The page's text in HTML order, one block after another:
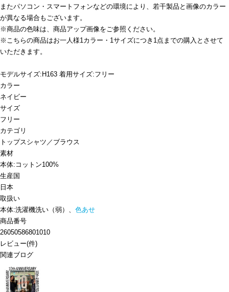
またパソコン・スマートフォンなどの環境により、若干製品と画像のカラー
が異なる場合もございます。
※商品の色味は、商品アップ画像をご参照ください。
※こちらの商品はお一人様1カラー・1サイズにつき1点までの購入とさせて
いただきます。
モデルサイズ:H163 着用サイズ:フリー
カラー
ネイビー
サイズ
フリー
カテゴリ
トップスシャツ／ブラウス
素材
本体:コットン100%
生産国
日本
取扱い
本体:洗濯機洗い（弱）、 色あせ
商品番号
26050586801010
レビュー(件)
関連ブログ